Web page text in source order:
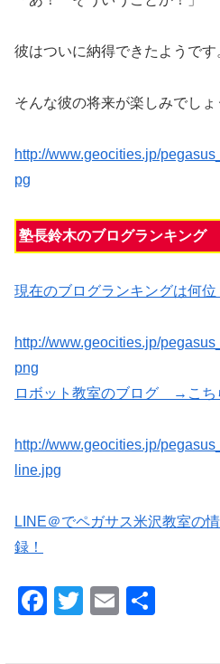
彼はついに納得できたようです
そんな彼の将来が楽しみでしょ
http://www.geocities.jp/
pg
塾長鈴木のブログランキング
現在のブログランキングは何
http://www.geocities.jp/
png
ロボット教室のブログ →こち
http://www.geocities.jp/
line.jpg
LINE＠でペガサス米沢教室の
録！
F
T
E